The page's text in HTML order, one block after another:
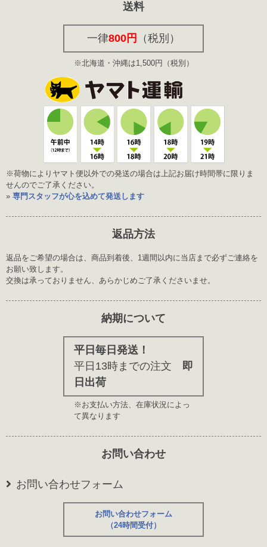
送料
一律800円 （税別）
※北海道・沖縄は1,500円（税別）
※荷物によりヤマト便以外での発送の場合は上記お届け時間帯に限りま
せんのでご了承ください。
» 専門スタッフが心を込めて発送します
返品方法
返品をご希望の場合は、商品到着後、1週間以内に当店まで必ずご連絡を
お願い致します。
交換は承っておりません、あらかじめご了承くださいませ。
納期について
平日毎日発送！
平日13時までの注文 即
日出荷
※お支払い方法、在庫状況によっ
て異なります
お問い合わせ
お問い合わせフォーム
お問い合わせフォーム
（24時間受付）